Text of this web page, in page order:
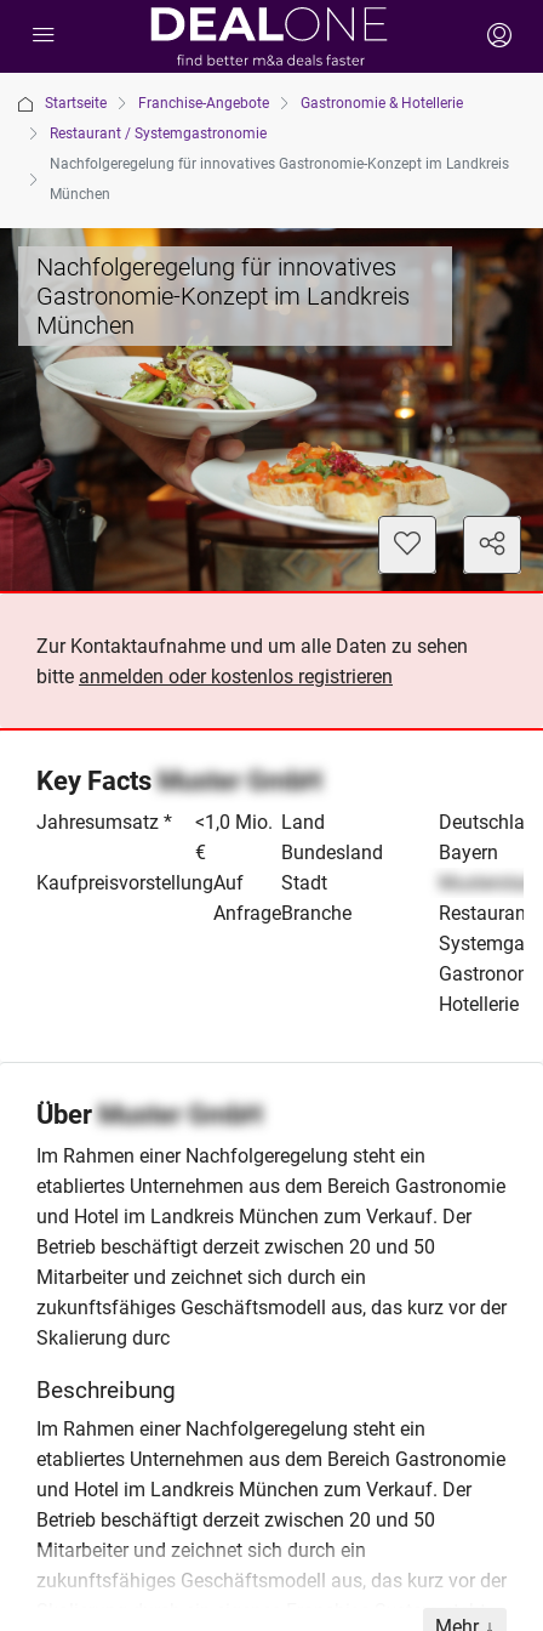
Startseite Franchise-Angebote
Gastronomie & Hotellerie
Restaurant / Systemgastronomie
Nachfolgeregelung für innovatives Gastronomie-Konzept im Landkreis
München
Nachfolgeregelung für innovatives
Gastronomie-Konzept im Landkreis
München
Zur Kontaktaufnahme und um alle Daten zu sehen
bitte anmelden oder kostenlos registrieren
Key FactsMuster GmbH
Jahresumsatz *
<1,0 Mio.
€
KaufpreisvorstellungAuf
Anfrage
Land
Bundesland
Bayern
Stadt
Musterstadt
Branche
Restaurant
Hotellerie
ÜberMuster GmbH
Im Rahmen einer Nachfolgeregelung steht ein
etabliertes Unternehmen aus dem Bereich Gastronomie
und Hotel im Landkreis München zum Verkauf. Der
Betrieb beschäftigt derzeit zwischen 20 und 50
Mitarbeiter und zeichnet sich durch ein
zukunftsfähiges Geschäftsmodell aus, das kurz vor der
Skalierung durc
Beschreibung
Im Rahmen einer Nachfolgeregelung steht ein
etabliertes Unternehmen aus dem Bereich Gastronomie
und Hotel im Landkreis München zum Verkauf. Der
Betrieb beschäftigt derzeit zwischen 20 und 50
Mitarbeiter und zeichnet sich durch ein
zukunftsfähiges Geschäftsmodell aus, das kurz vor der